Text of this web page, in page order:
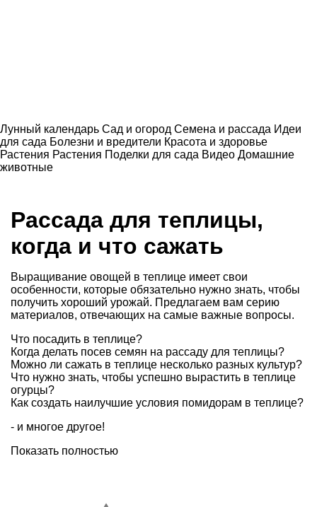
Лунный календарь Сад и огород Семена и рассада Идеи
для сада Болезни и вредители Красота и здоровье
Растения Растения Поделки для сада Видео Домашние
животные
Рассада для теплицы,
когда и что сажать
Выращивание овощей в теплице имеет свои
особенности, которые обязательно нужно знать, чтобы
получить хороший урожай. Предлагаем вам серию
материалов, отвечающих на самые важные вопросы.
Что посадить в теплице?
Когда делать посев семян на рассаду для теплицы?
Можно ли сажать в теплице несколько разных культур?
Что нужно знать, чтобы успешно вырастить в теплице
огурцы?
Как создать наилучшие условия помидорам в теплице?
- и многое другое!
Показать полностью